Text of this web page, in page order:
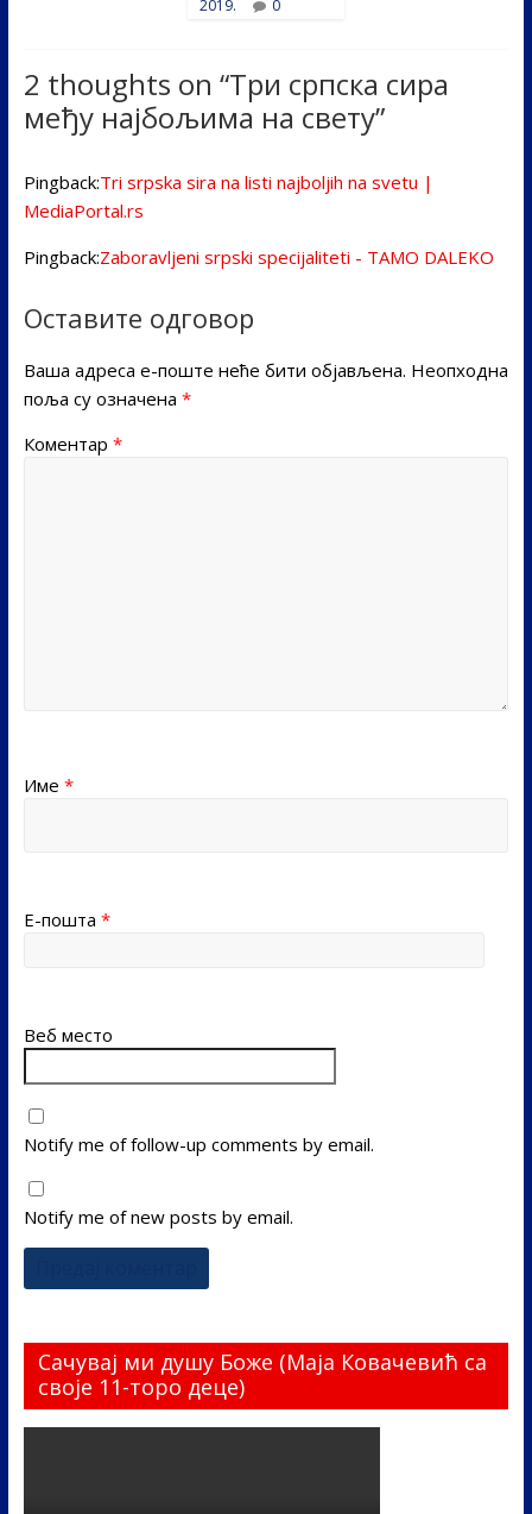
2019. 0
2 thoughts on “Три српска сира
међу најбољима на свету”
Pingback:Tri srpska sira na listi najboljih na svetu |
MediaPortal.rs
Pingback:Zaboravljeni srpski specijaliteti - TAMO DALEKO
Оставите одговор
Ваша адреса е-поште неће бити објављена. Неопходна
поља су означена *
Коментар *
Име *
Е-пошта *
Веб место
Notify me of follow-up comments by email.
Notify me of new posts by email.
Сачувај ми душу Боже (Маја Ковачевић са
своје 11-торо деце)